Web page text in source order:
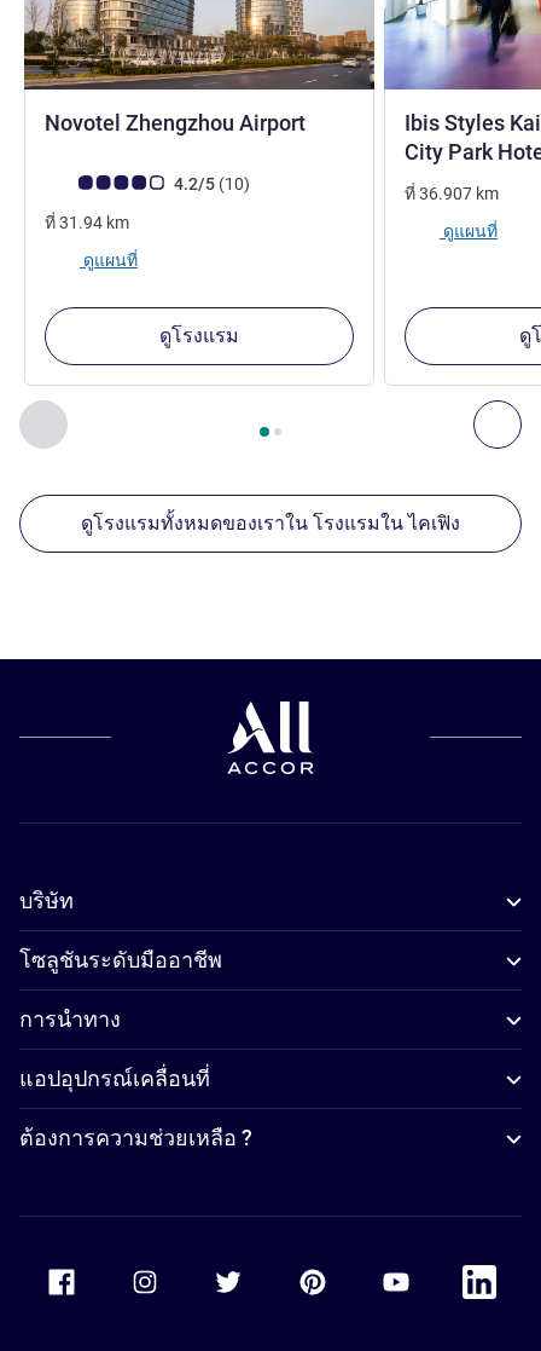
ก่อนหน้า - สถานประกอบการอื่นของเราที่อยู่ใกล้เคียง ถั
หน้า1 , สถานประกอบการอื่นของเราที่อยู่ใกล้เคียง 1 :,
Novotel Zhengzhou Airport4 ดาว
คะแนนความคิดเห็นจากแขก (เรทติ้งบน ALL)
4.2/5 (10รีวิว รายการ
)
ที่31.94 km
ดูแผนที่
ดูโรงแรม
Ibis Styles
City Park
ที่36.907 km
ดูแผนที่
ดู
ดูโรงแรมทั้งหมดของเราใน โรงแรมใน ไคเฟิง
บริษัท
โซลูชันระดับมืออาชีพ
การนำทาง
แอปอุปกรณ์เคลื่อนที่
ต้องการความช่วยเหลือ ?
Accor Facebook Accor TwitterAccor PinterestAccor Youtube
Accor